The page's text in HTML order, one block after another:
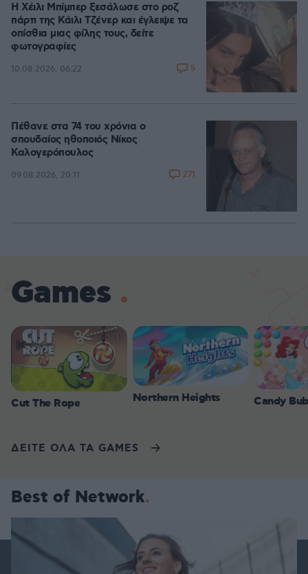
Η Χέιλι Μπίμπερ ξεσάλωσε στο ροζ
πάρτι της Κάιλι Τζένερ και έγλειψε τα
οπίσθια μιας φίλης τους, δείτε
φωτογραφίες
10.08.2026, 06:22 5
Πέθανε στα 74 του χρόνια ο
σπουδαίος ηθοποιός Νίκος
Καλογερόπουλος
09.08.2026, 20:11 271
Games
Cut The Rope Northern Heights Candy
ΔΕΙΤΕ ΟΛΑ ΤΑ GAMES
Best of Network